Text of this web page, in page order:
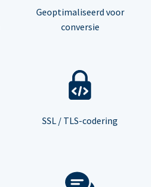
Geoptimaliseerd voor
conversie
SSL / TLS-codering